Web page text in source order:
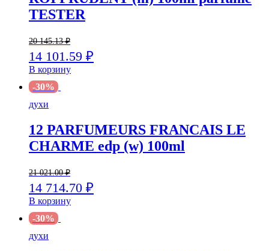
TESTER
20 145.13₽
14 101.59 ₽
В корзину
-30%
духи
12 PARFUMEURS FRANCAIS LE
CHARME edp (w) 100ml
21 021.00₽
14 714.70 ₽
В корзину
-30%
духи